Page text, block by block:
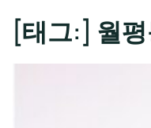
[태그:] 월